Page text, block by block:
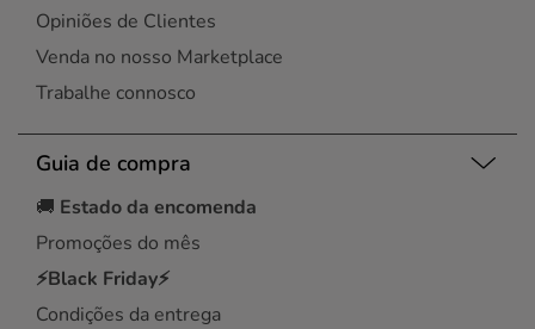
Opiniões de Clientes
Venda no nosso Marketplace
Trabalhe connosco
Guia de compra
🚚 Estado da encomenda
Promoções do mês
⚡Black Friday⚡
Condições da entrega